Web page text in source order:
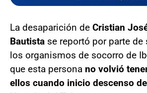
La desaparición de Cristian
Bautista se reportó por parte
los organismos de socorro de
que esta persona no volvió
ellos cuando inicio descenso